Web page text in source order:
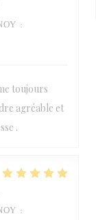
:
toujours
agréable et
.
: